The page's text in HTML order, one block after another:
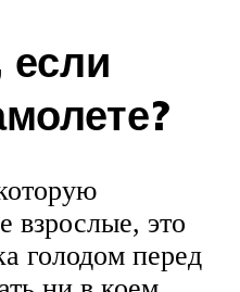
если
взрослые, это
голодом перед